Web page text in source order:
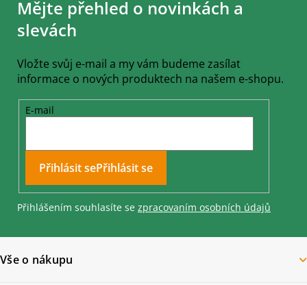
Mějte přehled o novinkách a
slevách
Vložte svůj e-mail a my vám budeme zasílat
informace o nových produktech na našem e-shopu.
E-mail
Přihlásit se
Přihlášením souhlasíte se zpracovaním osobních údajů
Vše o nákupu